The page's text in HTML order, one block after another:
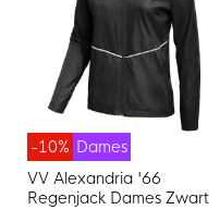
-10% Dames
VV Alexandria '66
Regenjack Dames Zwart